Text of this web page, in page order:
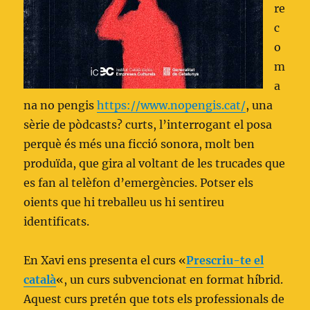
re
c
o
m
a
na no pengishttps://www.nopengis.cat/, una
sèrie de pòdcasts? curts, l’interrogant el posa
perquè és més una ficció sonora, molt ben
produïda, que gira al voltant de les trucades que
es fan al telèfon d’emergències. Potser els
oients que hi treballeu us hi sentireu
identificats.
En Xavi ens presenta el curs «Prescriu-te el
català«, un curs subvencionat en format híbrid.
Aquest curs pretén que tots els professionals de